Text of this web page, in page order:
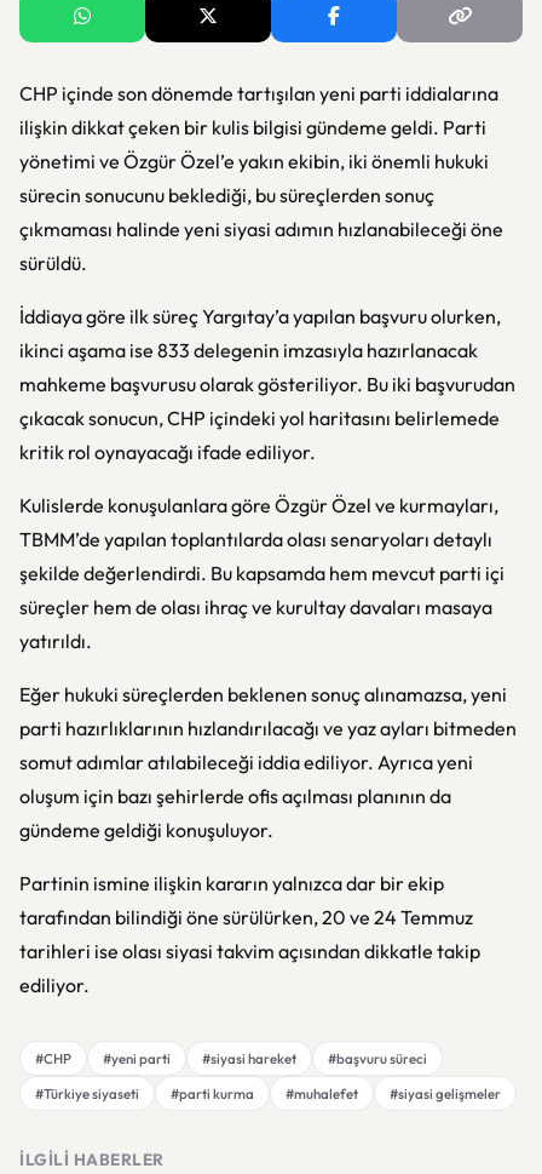
CHP içinde son dönemde tartışılan yeni parti iddialarına
ilişkin dikkat çeken bir kulis bilgisi gündeme geldi. Parti
yönetimi ve Özgür Özel’e yakın ekibin, iki önemli hukuki
sürecin sonucunu beklediği, bu süreçlerden sonuç
çıkmaması halinde yeni siyasi adımın hızlanabileceği öne
sürüldü.
İddiaya göre ilk süreç Yargıtay’a yapılan başvuru olurken,
ikinci aşama ise 833 delegenin imzasıyla hazırlanacak
mahkeme başvurusu olarak gösteriliyor. Bu iki başvurudan
çıkacak sonucun, CHP içindeki yol haritasını belirlemede
kritik rol oynayacağı ifade ediliyor.
Kulislerde konuşulanlara göre Özgür Özel ve kurmayları,
TBMM’de yapılan toplantılarda olası senaryoları detaylı
şekilde değerlendirdi. Bu kapsamda hem mevcut parti içi
süreçler hem de olası ihraç ve kurultay davaları masaya
yatırıldı.
Eğer hukuki süreçlerden beklenen sonuç alınamazsa, yeni
parti hazırlıklarının hızlandırılacağı ve yaz ayları bitmeden
somut adımlar atılabileceği iddia ediliyor. Ayrıca yeni
oluşum için bazı şehirlerde ofis açılması planının da
gündeme geldiği konuşuluyor.
Partinin ismine ilişkin kararın yalnızca dar bir ekip
tarafından bilindiği öne sürülürken, 20 ve 24 Temmuz
tarihleri ise olası siyasi takvim açısından dikkatle takip
ediliyor.
#CHP #yeni parti #siyasi hareket
#başvuru süreci
#Türkiye siyaseti
#parti kurma #muhalefet #siyasi gelişmeler
İLGILI HABERLER